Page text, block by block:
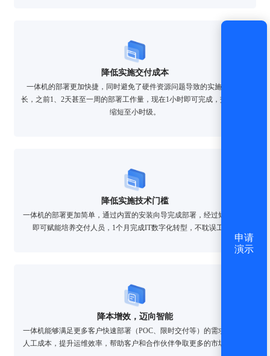
降低实施交付成本
一体机的部署更加快捷，同时避免了硬件资源问题导致的实施周期延
长，之前1、2天甚至一周的部署工作量，现在1小时即可完成，交付周期
缩短至小时级。
降低实施技术门槛
一体机的部署更加简单，通过内置的安装向导完成部署，经过短期培训
即可赋能培养交付人员，1个月完成IT数字化转型，不耽误工期。
降本增效，迈向智能
一体机能够满足更多客户快速部署（POC、限时交付等）的需求，降低
人工成本，提升运维效率，帮助客户和合作伙伴争取更多的市场机会。
申请
演示